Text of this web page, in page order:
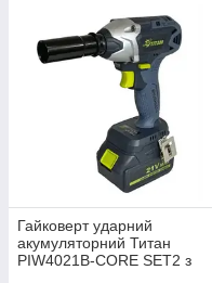
Гайковерт ударний
акумуляторний Титан
PIW4021B-CORE SET2 з